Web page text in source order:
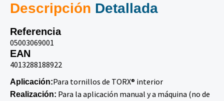
Descripción Detallada
Referencia
05003069001
EAN
4013288188922
Aplicación:Para tornillos de TORX® interior
Realización: Para la aplicación manual y a máquina (no de